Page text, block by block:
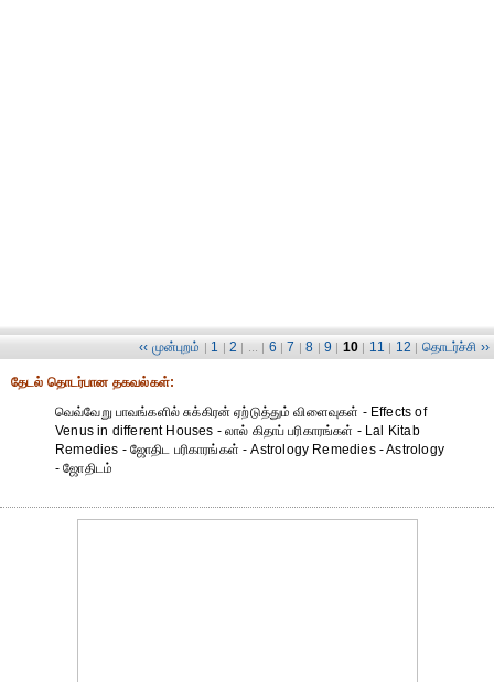
‹‹ முன்புறம் | 1 | 2 | ... | 6 | 7 | 8 | 9 | 10 | 11 | 12 | தொடர்ச்சி ››
தேட‌ல் தொட‌ர்பான தகவ‌ல்க‌ள்:
வெவ்வேறு பாவங்களில் சுக்கிரன் ஏற்டுத்தும் விளைவுகள் - Effects of
Venus in different Houses - லால் கிதாப் பரிகாரங்கள் - Lal Kitab
Remedies - ஜோதிட ப‌ரிகார‌ங்க‌ள் - Astrology Remedies - Astrology
- ஜோதிடம்